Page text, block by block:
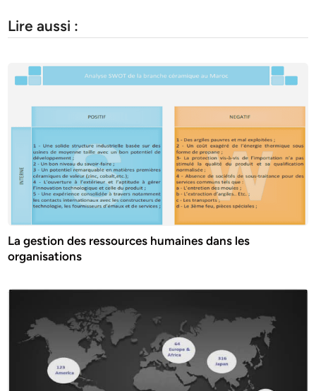
Lire aussi :
La gestion des ressources humaines dans les
organisations